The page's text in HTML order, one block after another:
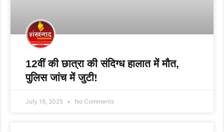
12वीं की छात्रा की संदिग्ध हालात में मौत,
पुलिस जांच में जुटी!
July 16, 2025 No Comments